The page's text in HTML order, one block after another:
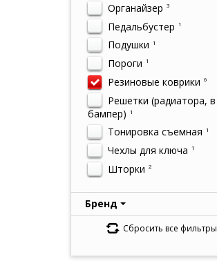
Органайзер 3
Педальбустер 1
Подушки 1
Пороги 1
Резиновые коврики 6
Решетки (радиатора, в
бампер)
1
Тонировка съемная 1
Чехлы для ключа 1
Шторки 2
Бренд
Сбросить все фильтры